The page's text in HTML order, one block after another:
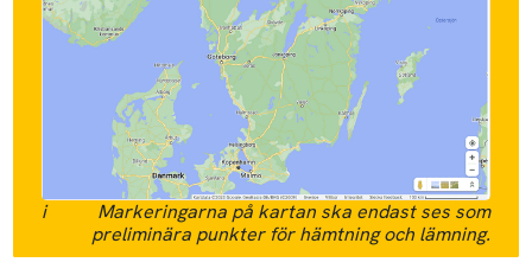
i
Markeringarna på kartan ska endast ses som
preliminära punkter för hämtning och lämning.